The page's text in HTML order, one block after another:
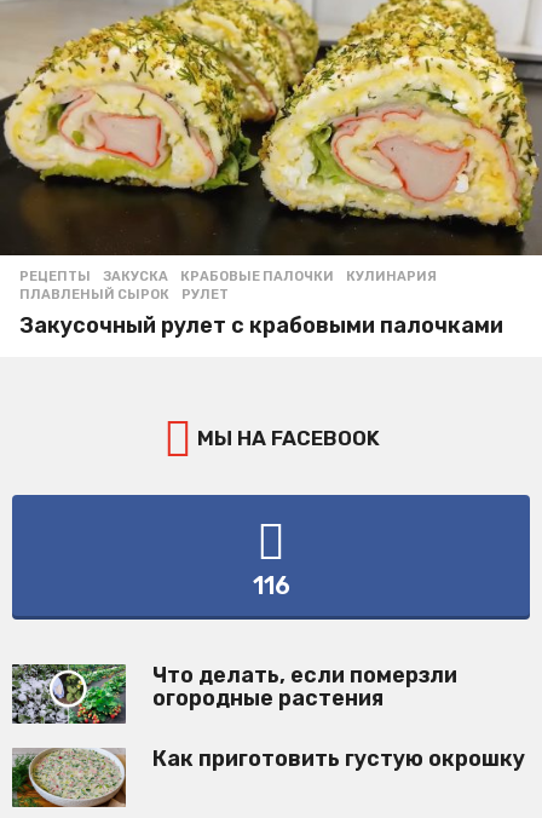
РЕЦЕПТЫ ЗАКУСКА ,КРАБОВЫЕ ПАЛОЧКИ ,КУЛИНАРИЯ
ПЛАВЛЕНЫЙ СЫРОК
,РУЛЕТ
Закусочный рулет с крабовыми палочками
МЫ НА FACEBOOK
116
Что делать, если померзли
огородные растения
Как приготовить густую окрошку